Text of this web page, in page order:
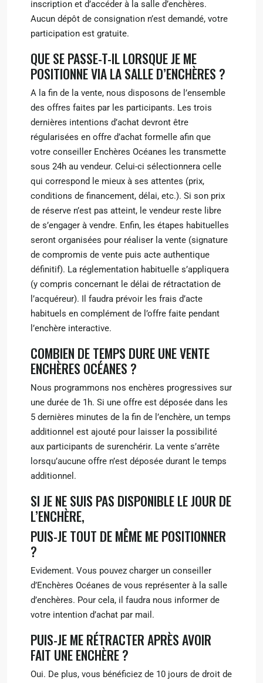
inscription et d’accéder à la salle d’enchères.
Aucun dépôt de consignation n’est demandé, votre
participation est gratuite.
QUE SE PASSE-T-IL LORSQUE JE ME
POSITIONNE VIA LA SALLE D’ENCHÈRES ?
A la fin de la vente, nous disposons de l’ensemble
des offres faites par les participants. Les trois
dernières intentions d’achat devront être
régularisées en offre d’achat formelle afin que
votre conseiller Enchères Océanes les transmette
sous 24h au vendeur. Celui-ci sélectionnera celle
qui correspond le mieux à ses attentes (prix,
conditions de financement, délai, etc.). Si son prix
de réserve n’est pas atteint, le vendeur reste libre
de s’engager à vendre. Enfin, les étapes habituelles
seront organisées pour réaliser la vente (signature
de compromis de vente puis acte authentique
définitif). La réglementation habituelle s’appliquera
(y compris concernant le délai de rétractation de
l’acquéreur). Il faudra prévoir les frais d’acte
habituels en complément de l’offre faite pendant
l’enchère interactive.
COMBIEN DE TEMPS DURE UNE VENTE
ENCHÈRES OCÉANES ?
Nous programmons nos enchères progressives sur
une durée de 1h. Si une offre est déposée dans les
5 dernières minutes de la fin de l’enchère, un temps
additionnel est ajouté pour laisser la possibilité
aux participants de surenchérir. La vente s’arrête
lorsqu’aucune offre n’est déposée durant le temps
additionnel.
SI JE NE SUIS PAS DISPONIBLE LE JOUR DE
L’ENCHÈRE,
PUIS-JE TOUT DE MÊME ME POSITIONNER
?
Evidement. Vous pouvez charger un conseiller
d’Enchères Océanes de vous représenter à la salle
d’enchères. Pour cela, il faudra nous informer de
votre intention d’achat par mail.
PUIS-JE ME RÉTRACTER APRÈS AVOIR
FAIT UNE ENCHÈRE ?
Oui. De plus, vous bénéficiez de 10 jours de droit de